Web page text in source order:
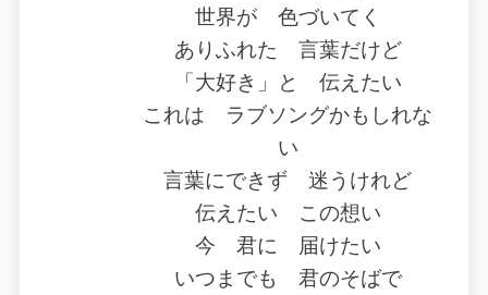
世界が 色づいてく
ありふれた 言葉だけど
「大好き」と 伝えたい
これは ラブソングかもしれな
い
言葉にできず 迷うけれど
伝えたい この想い
今 君に 届けたい
いつまでも 君のそばで